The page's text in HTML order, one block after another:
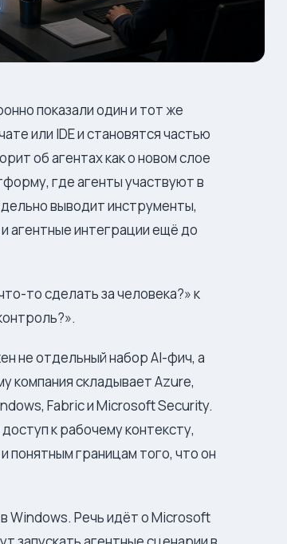
показали один и тот же
или IDE и становятся частью
об агентах как о новом слое
где агенты участвуют в
выводит инструменты,
агентные интеграции ещё до
то сделать за человека?» к
не отдельный набор AI-фич, а
компания складывает Azure,
Fabric и Microsoft Security.
к рабочему контексту,
понятным границам того, что он
Windows. Речь идёт о Microsoft